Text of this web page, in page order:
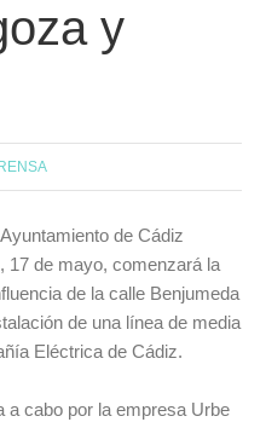
y
de Cádiz
17 de mayo, comenzará la
de la calle Benjumeda
de una línea de media
Eléctrica de Cádiz.
a cabo por la empresa Urbe